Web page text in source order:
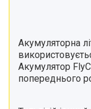
Акумуляторна
Акумулятор
попереднього